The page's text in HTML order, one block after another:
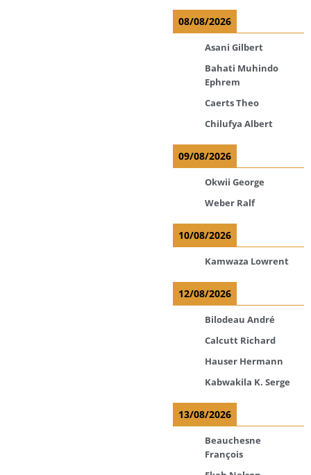
08/08/2026
Asani Gilbert
Bahati Muhindo
Ephrem
Caerts Theo
Chilufya Albert
09/08/2026
Okwii George
Weber Ralf
10/08/2026
Kamwaza Lowrent
12/08/2026
Bilodeau André
Calcutt Richard
Hauser Hermann
Kabwakila K. Serge
13/08/2026
Beauchesne
François